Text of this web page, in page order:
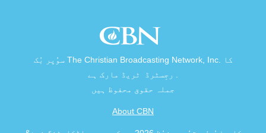
سوُپر بُک The Christian Broadcasting Network, Inc. کا
رجِسٹرڈ ٹریڈ مارک ہے .
جملہ حقوق محفوظ ہیں
About CBN